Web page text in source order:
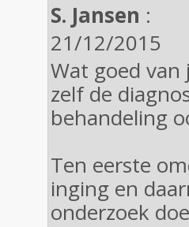
S. Jansen :
21/12/2015
Wat goed
zelf de
behandeling
Ten eerste
inging en
onderzoek